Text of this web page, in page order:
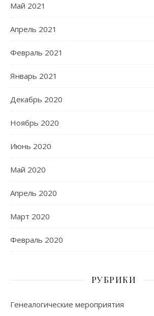
Май 2021
Апрель 2021
Февраль 2021
Январь 2021
Декабрь 2020
Ноябрь 2020
Июнь 2020
Май 2020
Апрель 2020
Март 2020
Февраль 2020
РУБРИКИ
Генеалогические мероприятия